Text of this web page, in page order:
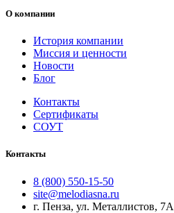
О компании
История компании
Миссия и ценности
Новости
Блог
Контакты
Сертификаты
СОУТ
Контакты
8 (800) 550-15-50
site@melodiasna.ru
г. Пенза, ул. Металлистов, 7А